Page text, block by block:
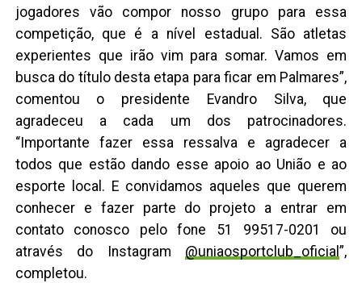
jogadores vão compor nosso grupo para essa
competição, que é a nível estadual. São atletas
experientes que irão vim para somar. Vamos em
busca do título desta etapa para ficar em Palmares”,
comentou o presidente Evandro Silva, que
agradeceu a cada um dos patrocinadores.
“Importante fazer essa ressalva e agradecer a
todos que estão dando esse apoio ao União e ao
esporte local. E convidamos aqueles que querem
conhecer e fazer parte do projeto a entrar em
contato conosco pelo fone 51 99517-0201 ou
através do Instagram @uniaosportclub_oficial”,
completou.